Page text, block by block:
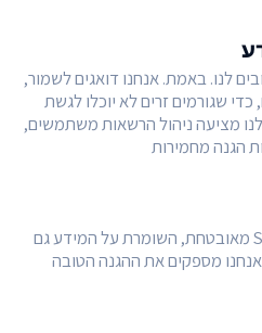
לנו. באמת. אנחנו דואגים לשמור,
כדי שגורמים זרים לא יוכלו לגשת
מציעה ניהול הרשאות משתמשים,
הגנה מחמירות
בזכות תקשורת SSL מאובטחת, השומרת על המידע גם
מספקים את ההגנה הטובה